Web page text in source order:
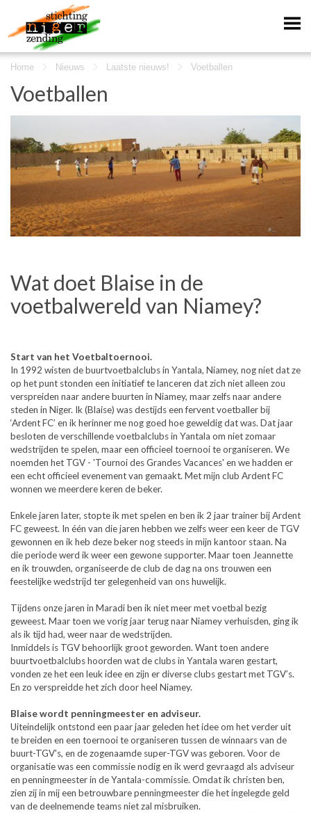
Home Nieuws Laatste nieuws! Voetballen
Voetballen
Wat doet Blaise in de
voetbalwereld van Niamey?
Start van het Voetbaltoernooi.
In 1992 wisten de buurtvoetbalclubs in Yantala, Niamey, nog niet dat ze
op het punt stonden een initiatief te lanceren dat zich niet alleen zou
verspreiden naar andere buurten in Niamey, maar zelfs naar andere
steden in Niger. Ik (Blaise) was destijds een fervent voetballer bij
‘Ardent FC’ en ik herinner me nog goed hoe geweldig dat was. Dat jaar
besloten de verschillende voetbalclubs in Yantala om niet zomaar
wedstrijden te spelen, maar een officieel toernooi te organiseren. We
noemden het TGV - 'Tournoi des Grandes Vacances' en we hadden er
een echt officieel evenement van gemaakt. Met mijn club Ardent FC
wonnen we meerdere keren de beker.
Enkele jaren later, stopte ik met spelen en ben ik 2 jaar trainer bij Ardent
FC geweest. In één van die jaren hebben we zelfs weer een keer de TGV
gewonnen en ik heb deze beker nog steeds in mijn kantoor staan. Na
die periode werd ik weer een gewone supporter. Maar toen Jeannette
en ik trouwden, organiseerde de club de dag na ons trouwen een
feestelijke wedstrijd ter gelegenheid van ons huwelijk.
Tijdens onze jaren in Maradi ben ik niet meer met voetbal bezig
geweest. Maar toen we vorig jaar terug naar Niamey verhuisden, ging ik
als ik tijd had, weer naar de wedstrijden.
Inmiddels is TGV behoorlijk groot geworden. Want toen andere
buurtvoetbalclubs hoorden wat de clubs in Yantala waren gestart,
vonden ze het een leuk idee en zijn er diverse clubs gestart met TGV’s.
En zo verspreidde het zich door heel Niamey.
Blaise wordt penningmeester en adviseur.
Uiteindelijk ontstond een paar jaar geleden het idee om het verder uit
te breiden en een toernooi te organiseren tussen de winnaars van de
buurt-TGV's, en de zogenaamde super-TGV was geboren. Voor de
organisatie was een commissie nodig en ik werd gevraagd als adviseur
en penningmeester in de Yantala-commissie. Omdat ik christen ben,
zien zij in mij een betrouwbare penningmeester die het ingelegde geld
van de deelnemende teams niet zal misbruiken.